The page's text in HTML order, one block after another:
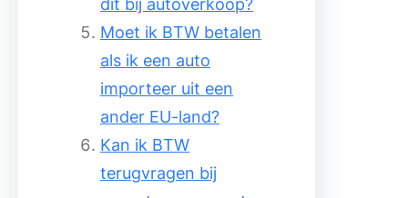
dit bij autoverkoop?
Moet ik BTW betalen
als ik een auto
importeer uit een
ander EU-land?
Kan ik BTW
terugvragen bij